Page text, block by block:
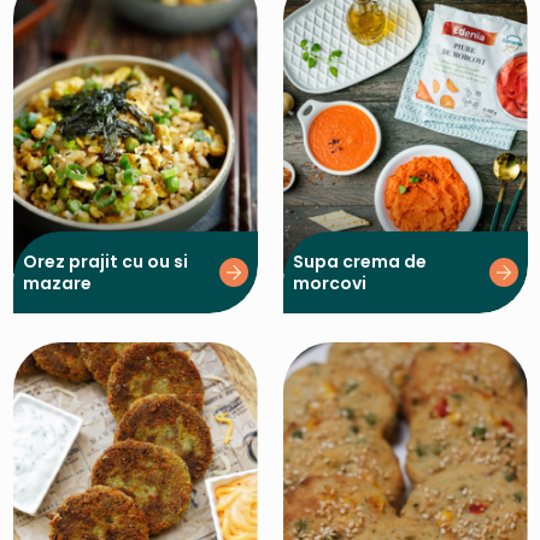
Orez prajit cu ou si
mazare
Supa crema de
morcovi